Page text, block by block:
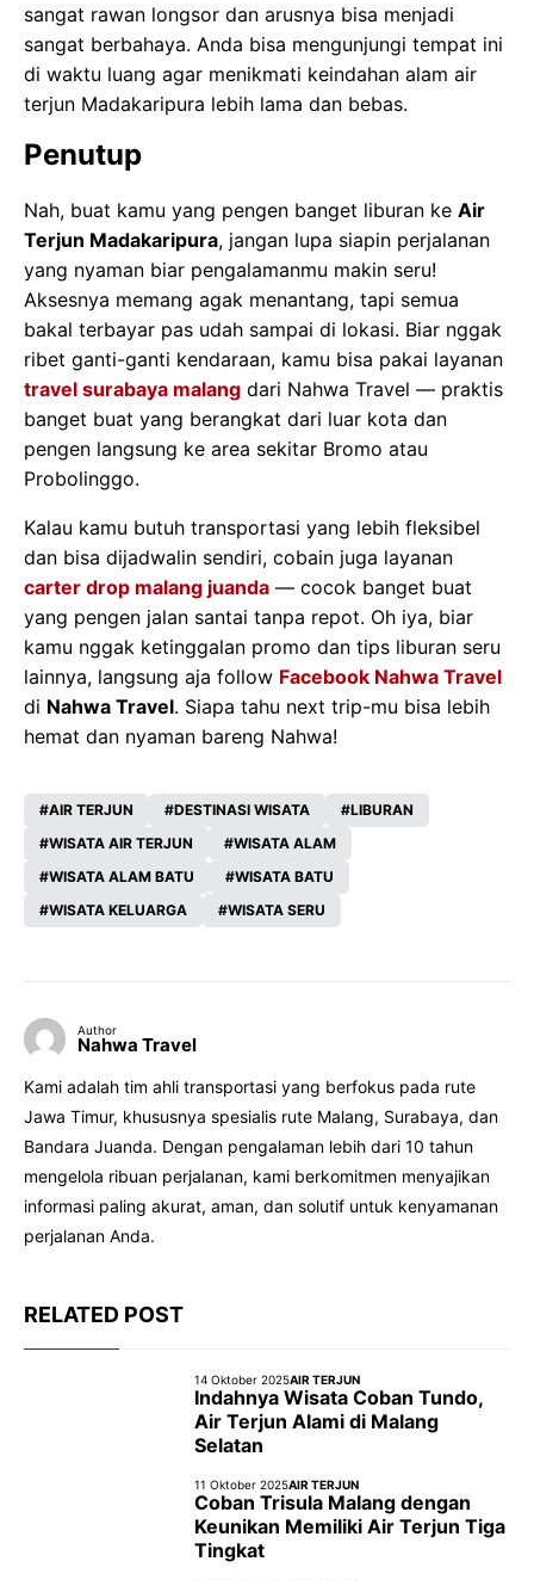
sangat rawan longsor dan arusnya bisa menjadi
sangat berbahaya. Anda bisa mengunjungi tempat ini
di waktu luang agar menikmati keindahan alam air
terjun Madakaripura lebih lama dan bebas.
Penutup
Nah, buat kamu yang pengen banget liburan ke Air
Terjun Madakaripura, jangan lupa siapin perjalanan
yang nyaman biar pengalamanmu makin seru!
Aksesnya memang agak menantang, tapi semua
bakal terbayar pas udah sampai di lokasi. Biar nggak
ribet ganti-ganti kendaraan, kamu bisa pakai layanan
travel surabaya malang dari Nahwa Travel — praktis
banget buat yang berangkat dari luar kota dan
pengen langsung ke area sekitar Bromo atau
Probolinggo.
Kalau kamu butuh transportasi yang lebih fleksibel
dan bisa dijadwalin sendiri, cobain juga layanan
carter drop malang juanda — cocok banget buat
yang pengen jalan santai tanpa repot. Oh iya, biar
kamu nggak ketinggalan promo dan tips liburan seru
lainnya, langsung aja follow Facebook Nahwa Travel
di Nahwa Travel. Siapa tahu next trip-mu bisa lebih
hemat dan nyaman bareng Nahwa!
AIR TERJUN DESTINASI WISATA
LIBURAN
WISATA AIR TERJUN
WISATA ALAM
WISATA ALAM BATU
WISATA BATU
WISATA KELUARGA
WISATA SERU
Author
Nahwa Travel
Kami adalah tim ahli transportasi yang berfokus pada rute
Jawa Timur, khususnya spesialis rute Malang, Surabaya, dan
Bandara Juanda. Dengan pengalaman lebih dari 10 tahun
mengelola ribuan perjalanan, kami berkomitmen menyajikan
informasi paling akurat, aman, dan solutif untuk kenyamanan
perjalanan Anda.
RELATED POST
14 Oktober 2025AIR TERJUN
Indahnya Wisata Coban Tundo,
Air Terjun Alami di Malang
Selatan
11 Oktober 2025AIR TERJUN
Coban Trisula Malang dengan
Keunikan Memiliki Air Terjun Tiga
Tingkat